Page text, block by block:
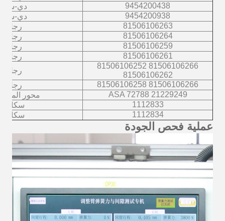
9454200438
دي-سي
9454200938
دي-سي
81506106263
رجل
81506106264
رجل
81506106259
رجل
81506106261
رجل
81506106266 81506106252
81506106262
رجل
81506106266 81506106258
رجل
21229249 ASA 72788
محور
1112833
سكانيا
1112834
سكانيا
عملية فحص الجودة